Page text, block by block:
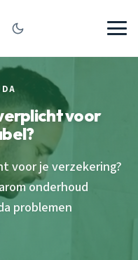
voor
voor je verzekering?
onderhoud
problemen